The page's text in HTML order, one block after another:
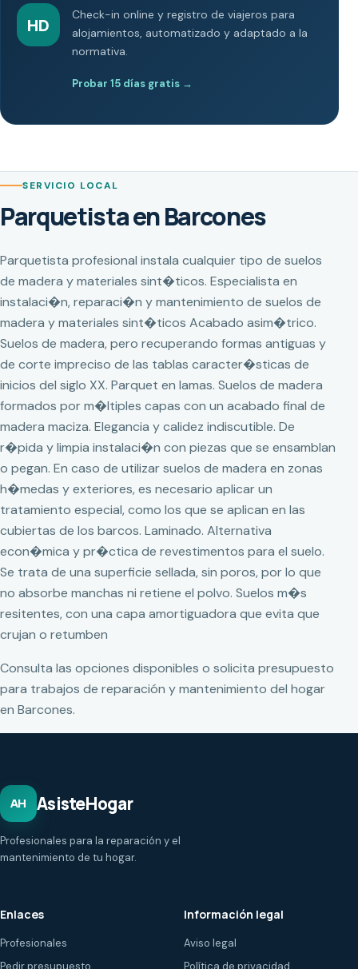
HD
Check-in online y registro de viajeros para
alojamientos, automatizado y adaptado a la
normativa.
Probar 15 días gratis →
SERVICIO LOCAL
Parquetista en Barcones
Parquetista profesional instala cualquier tipo de suelos
de madera y materiales sint�ticos. Especialista en
instalaci�n, reparaci�n y mantenimiento de suelos de
madera y materiales sint�ticos Acabado asim�trico.
Suelos de madera, pero recuperando formas antiguas y
de corte impreciso de las tablas caracter�sticas de
inicios del siglo XX. Parquet en lamas. Suelos de madera
formados por m�ltiples capas con un acabado final de
madera maciza. Elegancia y calidez indiscutible. De
r�pida y limpia instalaci�n con piezas que se ensamblan
o pegan. En caso de utilizar suelos de madera en zonas
h�medas y exteriores, es necesario aplicar un
tratamiento especial, como los que se aplican en las
cubiertas de los barcos. Laminado. Alternativa
econ�mica y pr�ctica de revestimentos para el suelo.
Se trata de una superficie sellada, sin poros, por lo que
no absorbe manchas ni retiene el polvo. Suelos m�s
resitentes, con una capa amortiguadora que evita que
crujan o retumben
Consulta las opciones disponibles o solicita presupuesto
para trabajos de reparación y mantenimiento del hogar
en Barcones.
AH AsisteHogar
Profesionales para la reparación y el
mantenimiento de tu hogar.
Enlaces
Profesionales
Pedir presupuesto
Información legal
Aviso legal
Política de privacidad